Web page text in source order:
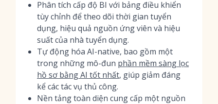
Phân tích cấp độ BI với bảng điều khiển
tùy chỉnh để theo dõi thời gian tuyển
dụng, hiệu quả nguồn ứng viên và hiệu
suất của nhà tuyển dụng.
Tự động hóa AI-native, bao gồm một
trong những mô-đun phần mềm sàng lọc
hồ sơ bằng AI tốt nhất, giúp giảm đáng
kể các tác vụ thủ công.
Nền tảng toàn diện cung cấp một nguồn